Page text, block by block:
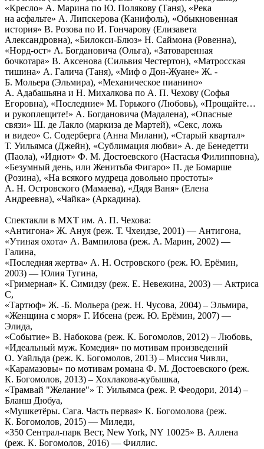
«Кресло» А. Марина по Ю. Полякову (Таня), «Река
на асфальте» А. Липскерова (Канифоль), «Обыкновенная
история» В. Розова по И. Гончарову (Елизавета
Александровна), «Билокси-Блюз» Н. Саймона (Ровенна),
«Норд-ост» А. Богдановича (Ольга), «Затоваренная
бочкотара» В. Аксенова (Сильвия Честертон), «Матросская
тишина» А. Галича (Таня), «Миф о Дон-Жуане» Ж. -
Б. Мольера (Эльмира), «Механическое пианино»
А. Адабашьяна и Н. Михалкова по А. П. Чехову (Софья
Егоровна), «Последние» М. Горького (Любовь), «Прощайте…
и рукоплещите!» А. Богдановича (Мадалена), «Опасные
связи» Ш. де Лакло (маркиза де Мартей), «Секс, ложь
и видео» С. Содерберга (Анна Милани), «Старый квартал»
Т. Уильямса (Джейн), «Сублимация любви» А. де Бенедетти
(Паола), «Идиот» Ф. М. Достоевского (Настасья Филипповна),
«Безумный день, или Женитьба Фигаро» П. де Бомарше
(Розина), «На всякого мудреца довольно простоты»
А. Н. Островского (Мамаева), «Дядя Ваня» (Елена
Андреевна), «Чайка» (Аркадина).
Спектакли в МХТ им. А. П. Чехова:
«Антигона» Ж. Ануя (реж. Т. Чхеидзе, 2001) — Антигона,
«Утиная охота» А. Вампилова (реж. А. Марин, 2002) —
Галина,
«Последняя жертва» А. Н. Островского (реж. Ю. Ерёмин,
2003) — Юлия Тугина,
«Гримерная» К. Симидзу (реж. Е. Невежина, 2003) — Актриса
С,
«Тартюф» Ж. -Б. Мольера (реж. Н. Чусова, 2004) – Эльмира,
«Женщина с моря» Г. Ибсена (реж. Ю. Ерёмин, 2007) —
Элида,
«Событие» В. Набокова (реж. К. Богомолов, 2012) – Любовь,
«Идеальный муж. Комедия» по мотивам произведений
О. Уайльда (реж. К. Богомолов, 2013) – Миссия Чивли,
«Карамазовы» по мотивам романа Ф. М. Достоевского (реж.
К. Богомолов, 2013) – Хохлакова-кубышка,
«Трамвай "Желание"» Т. Уильямса (реж. Р. Феодори, 2014) –
Бланш Дюбуа,
«Мушкетёры. Сага. Часть первая» К. Богомолова (реж.
К. Богомолов, 2015) — Миледи,
«350 Сентрал-парк Вест, New York, NY 10025» В. Аллена
(реж. К. Богомолов, 2016) — Филлис.